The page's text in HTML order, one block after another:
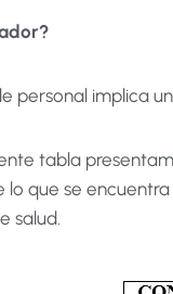
personal implica
tabla
que se
salud.